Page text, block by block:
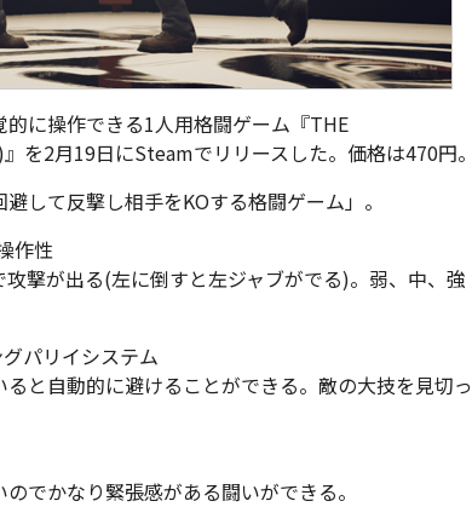
的に操作できる1人用格闘ゲーム『THE
を2月19日にSteamでリリースした。価格は470円。
して反撃し相手をKOする格闘ゲーム」。
作性
撃が出る(左に倒すと左ジャブがでる)。弱、中、強
パリイシステム
と自動的に避けることができる。敵の大技を見切っ
でかなり緊張感がある闘いができる。